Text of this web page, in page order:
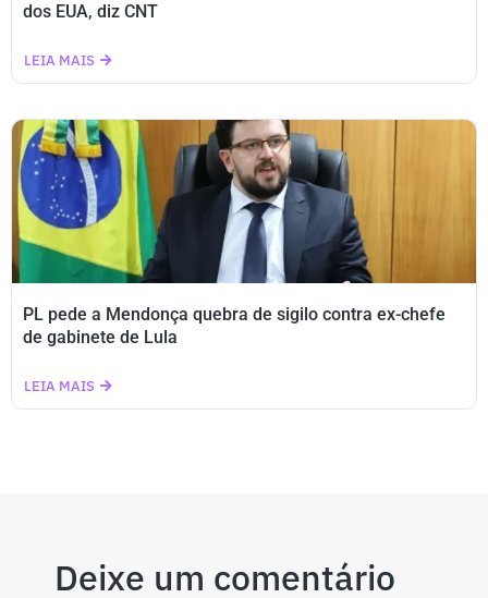
dos EUA, diz CNT
LEIA MAIS
PL pede a Mendonça quebra de sigilo contra ex-chefe
de gabinete de Lula
LEIA MAIS
Deixe um comentário